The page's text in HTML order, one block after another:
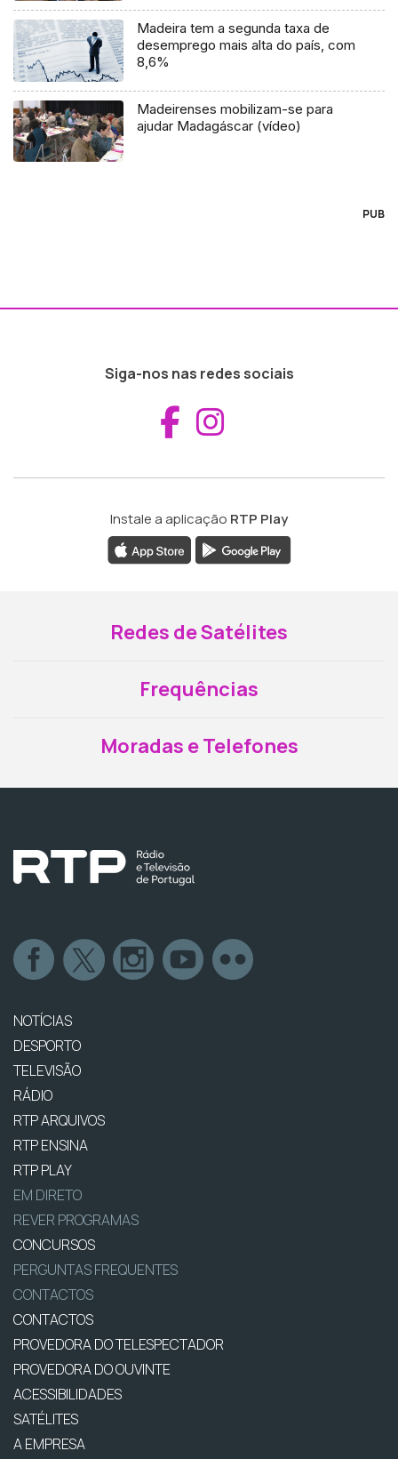
Madeira tem a segunda taxa de
desemprego mais alta do país, com
8,6%
Madeirenses mobilizam-se para
ajudar Madagáscar (vídeo)
PUB
Siga-nos nas redes sociais
Aceder ao
Instale a aplicação RTP Play
Redes de Satélites
Frequências
Moradas e Telefones
NOTÍCIAS
DESPORTO
TELEVISÃO
RÁDIO
RTP ARQUIVOS
RTP ENSINA
RTP PLAY
EM DIRETO
REVER PROGRAMAS
CONCURSOS
PERGUNTAS FREQUENTES
CONTACTOS
CONTACTOS
PROVEDORA DO TELESPECTADOR
PROVEDORA DO OUVINTE
ACESSIBILIDADES
SATÉLITES
A EMPRESA